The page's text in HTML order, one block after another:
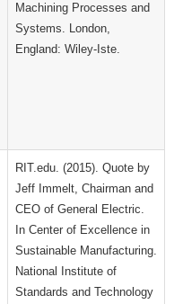
Machining Processes and
Systems. London,
England: Wiley-Iste.
RIT.edu. (2015). Quote by
Jeff Immelt, Chairman and
CEO of General Electric.
In Center of Excellence in
Sustainable Manufacturing.
National Institute of
Standards and Technology